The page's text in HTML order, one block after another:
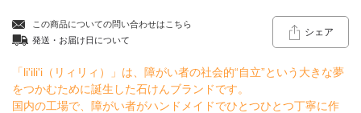
この商品についての問い合わせはこちら
発送・お届け日について
シェア
「li'ili'i（リィリィ）」は、障がい者の社会的“自立”という大きな夢
をつかむために誕生した石けんブランドです。
国内の工場で、障がい者がハンドメイドでひとつひとつ丁寧に作